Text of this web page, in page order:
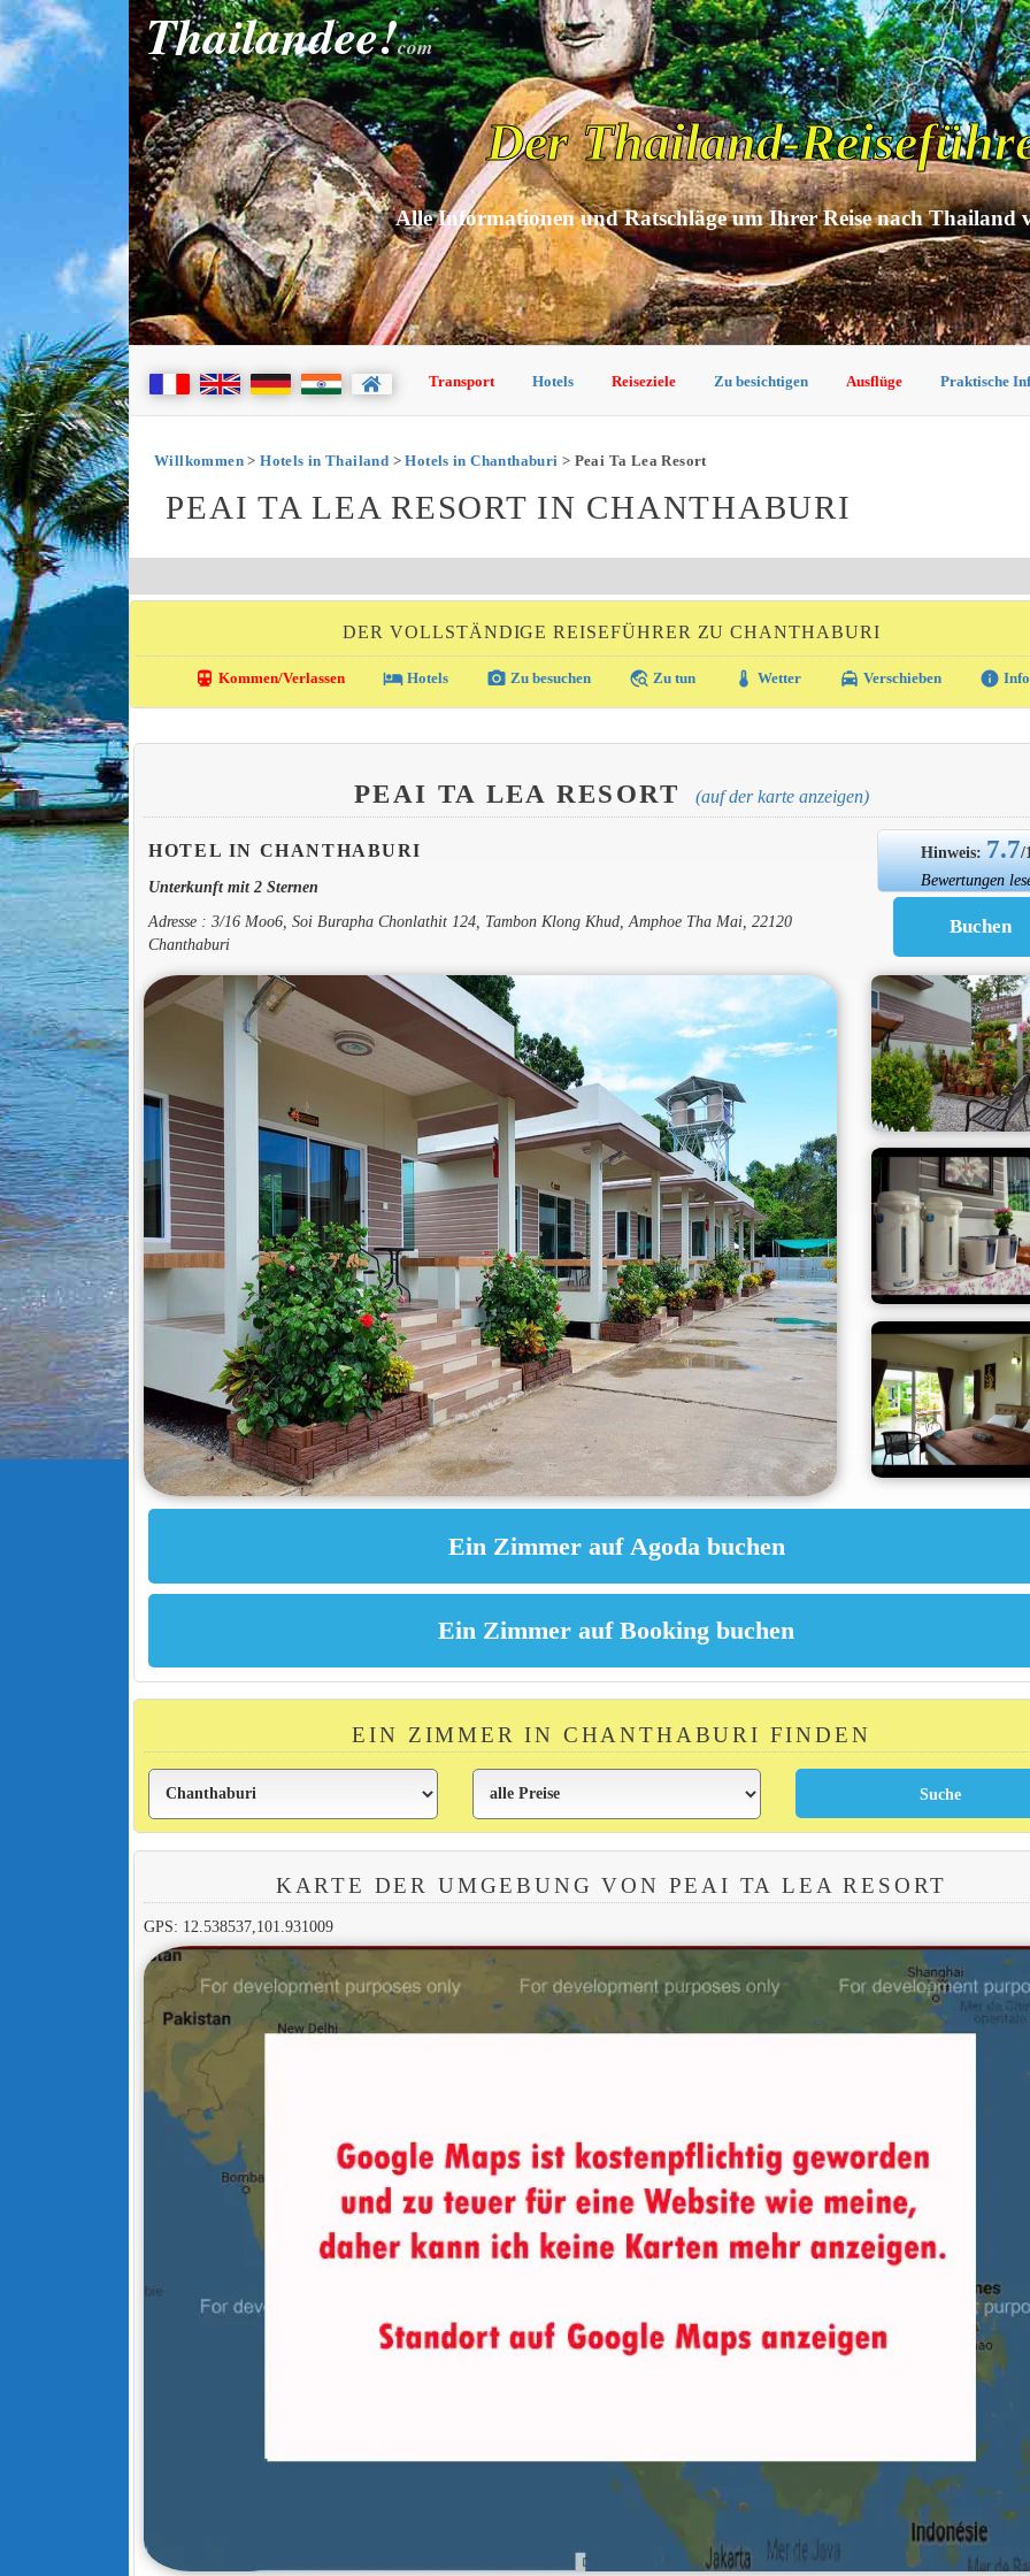
Thailandee!com
Der Thailand-
Alle Informationen und Ratschläge um Ihrer Reise nach Thailand
Transport Hotels Reiseziele Zu besichtigen Ausflüge Praktische
Willkommen>Hotels in Thailand >Hotels in Chanthaburi > Peai Ta Lea Resort
PEAI TA LEA RESORT IN CHANTHABURI
DER VOLLSTÄNDIGE REISEFÜHRER ZU CHANTHABURI
directions_transit Kommen/Verlassen local_hotelHotels photo_camera Zu besuchen travel_explore Zu tun thermostat Wetter local_taxi Verschieben info Info
PEAI TA LEA RESORT (auf der karte anzeigen)
HOTEL IN CHANTHABURI
Unterkunft mit 2 Sternen
Adresse : 3/16 Moo6, Soi Burapha Chonlathit 124, Tambon Klong Khud, Amphoe Tha Mai, 22120
Chanthaburi
Hinweis: 7.7/
Bewertungen
EIN ZIMMER IN CHANTHABURI FINDEN
KARTE DER UMGEBUNG VON PEAI TA LEA RESORT
GPS: 12.538537,101.931009